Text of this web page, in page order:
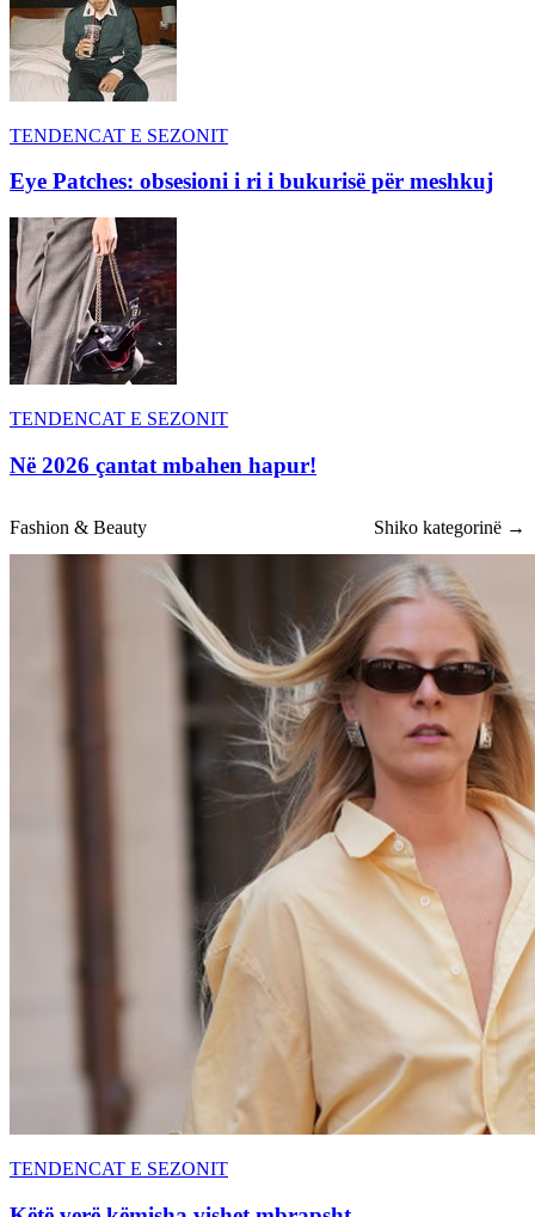
TENDENCAT E SEZONIT
Eye Patches: obsesioni i ri i bukurisë për meshkuj
TENDENCAT E SEZONIT
Në 2026 çantat mbahen hapur!
Fashion & Beauty Shiko kategorinë →
TENDENCAT E SEZONIT